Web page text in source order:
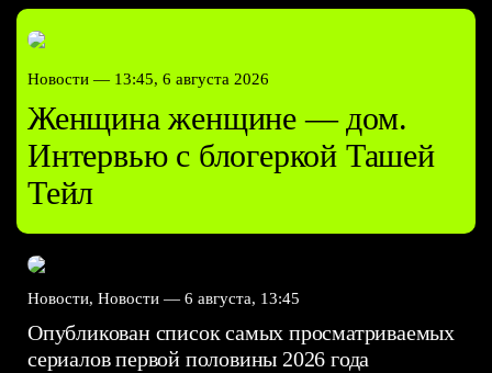
Новости — 13:45, 6 августа 2026
Женщина женщине — дом.
Интервью с блогеркой Ташей
Тейл
Новости, Новости — 6 августа, 13:45
Опубликован список самых просматриваемых
сериалов первой половины 2026 года